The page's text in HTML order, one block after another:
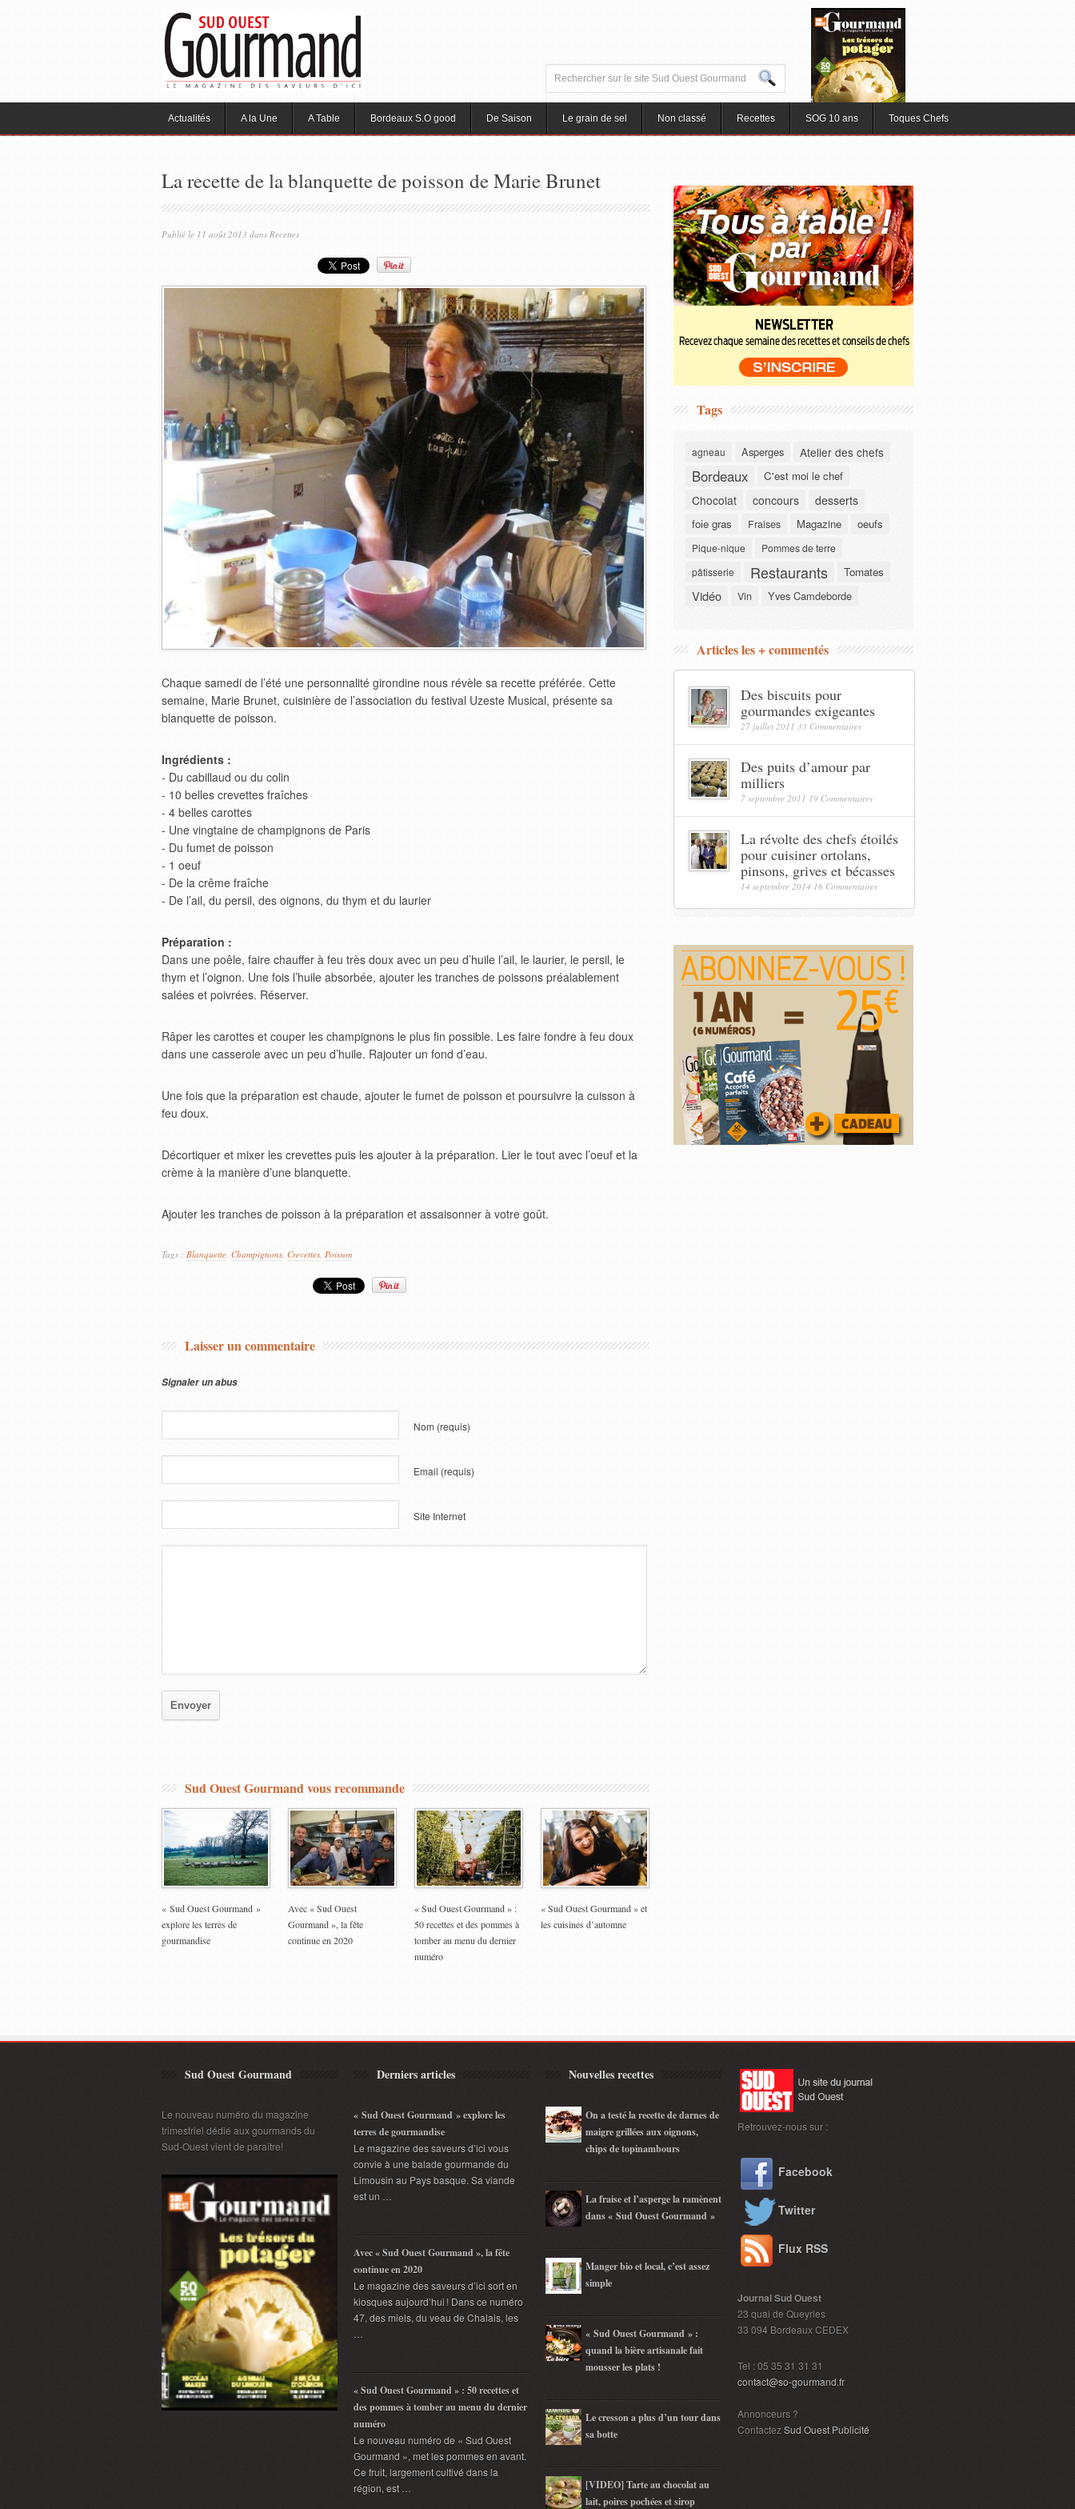
Actualités A la Une A Table Bordeaux S.O good De Saison Le grain de sel Non classé Recettes SOG 10 ans Toques Chefs
La recette de la blanquette de poisson de Marie Brunet
Publié le 11 août 2013 dans Recettes
Chaque samedi de l’été une personnalité girondine nous révèle sa recette préférée. Cette
semaine, Marie Brunet, cuisinière de l’association du festival Uzeste Musical, présente sa
blanquette de poisson.
Ingrédients :
- Du cabillaud ou du colin
- 10 belles crevettes fraîches
- 4 belles carottes
- Une vingtaine de champignons de Paris
- Du fumet de poisson
- 1 oeuf
- De la crême fraîche
- De l’ail, du persil, des oignons, du thym et du laurier
Préparation :
Dans une poêle, faire chauffer à feu très doux avec un peu d’huile l’ail, le laurier, le persil, le
thym et l’oignon. Une fois l’huile absorbée, ajouter les tranches de poissons préalablement
salées et poivrées. Réserver.
Râper les carottes et couper les champignons le plus fin possible. Les faire fondre à feu doux
dans une casserole avec un peu d’huile. Rajouter un fond d’eau.
Une fois que la préparation est chaude, ajouter le fumet de poisson et poursuivre la cuisson à
feu doux.
Décortiquer et mixer les crevettes puis les ajouter à la préparation. Lier le tout avec l’oeuf et la
crème à la manière d’une blanquette.
Ajouter les tranches de poisson à la préparation et assaisonner à votre goût.
Tags : Blanquette, Champignons, Crevettes, Poisson
Laisser un commentaire
Signaler un abus
Nom (requis)
Email (requis)
Site Internet
Sud Ouest Gourmand vous recommande
« Sud Ouest Gourmand »
explore les terres de
gourmandise
Avec « Sud Ouest
Gourmand », la fête
continue en 2020
« Sud Ouest Gourmand » :
50 recettes et des pommes à
tomber au menu du dernier
numéro
« Sud Ouest Gourmand » et
les cuisines d’automne
Tags
agneau Asperges Atelier des chefs
Bordeaux C'est moi le chef
Chocolat concours desserts
foie gras Fraises Magazine oeufs
Pique-nique
Pommes de terre
pâtisserie
Restaurants Tomates
Vidéo Vin Yves Camdeborde
Articles les + commentés
Des biscuits pour
gourmandes exigeantes
27 juillet 2011 33 Commentaires
Des puits d’amour par
milliers
7 septembre 2011 19 Commentaires
La révolte des chefs étoilés
pour cuisiner ortolans,
pinsons, grives et bécasses
14 septembre 2014 16 Commentaires
Sud Ouest Gourmand
Le nouveau numéro du magazine
trimestriel dédié aux gourmands du
Sud-Ouest vient de paraître!
Derniers articles
« Sud Ouest Gourmand » explore les
terres de gourmandise
Le magazine des saveurs d’ici vous
convie à une balade gourmande du
Limousin au Pays basque. Sa viande
est un …
Avec « Sud Ouest Gourmand », la fête
continue en 2020
Le magazine des saveurs d’ici sort en
kiosques aujourd’hui ! Dans ce numéro
47, des miels, du veau de Chalais, les
…
« Sud Ouest Gourmand » : 50 recettes et
des pommes à tomber au menu du dernier
numéro
Le nouveau numéro de « Sud Ouest
Gourmand », met les pommes en avant.
Ce fruit, largement cultivé dans la
région, est …
Nouvelles recettes
On a testé la recette de darnes de
maigre grillées aux oignons,
chips de topinambours
La fraise et l’asperge la ramènent
dans « Sud Ouest Gourmand »
Manger bio et local, c’est assez
simple
« Sud Ouest Gourmand » :
quand la bière artisanale fait
mousser les plats !
Le cresson a plus d’un tour dans
sa botte
[VIDEO] Tarte au chocolat au
lait, poires pochées et sirop
Retrouvez-nous sur :
Facebook
Twitter
Flux RSS
Journal Sud Ouest
23 quai de Queyries
33 094 Bordeaux CEDEX
Tel : 05 35 31 31 31
contact@so-gourmand.fr
Annonceurs ?
ContactezSud Ouest Publicité